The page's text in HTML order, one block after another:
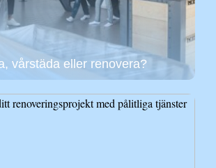
vårstäda eller renovera?